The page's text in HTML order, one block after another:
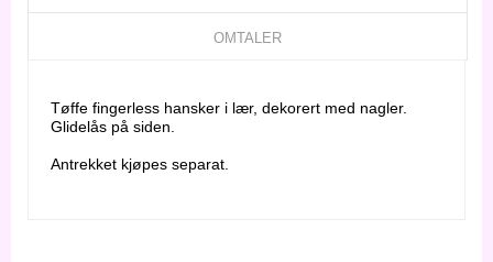
OMTALER
Tøffe fingerless hansker i lær, dekorert med nagler.
Glidelås på siden.
Antrekket kjøpes separat.